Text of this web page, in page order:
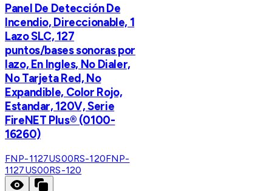
Panel De Detección De
Incendio, Direccionable, 1
Lazo SLC, 127
puntos/bases sonoras por
lazo, En Ingles, No Dialer,
No Tarjeta Red, No
Expandible, Color Rojo,
Estandar, 120V, Serie
FireNET Plus® (0100-
16260)
FNP-1127US00RS-120FNP-
1127US00RS-120